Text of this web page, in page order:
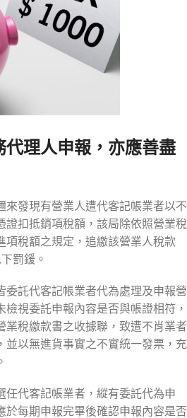
理人申報，亦應善盡
來發現有營業人遭代客記帳業者以不
證扣抵銷項稅額，該局除依照營業稅
項稅額之規定，追繳該營業人稅款
罰鍰。
委託代客記帳業者代為處理及申報營
視委託申報內容是否與帳證相符，
業稅繳款書之收據聯，致遭不肖業者
並以無進貨事實之不實統一發票，充
任代客記帳業者，縱有委託代為申
於每期申報完畢後確認申報內容是否